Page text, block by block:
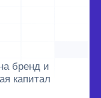
бренд и
капитал